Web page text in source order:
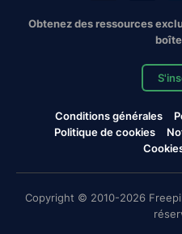
Obtenez des ressources
Conditions générales
Politique de cookies
Copyright © 2010-2026